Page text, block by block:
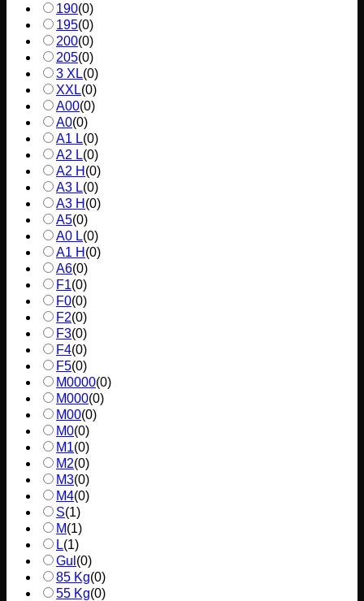
190(0)
195(0)
200(0)
205(0)
3 XL(0)
XXL(0)
A00(0)
A0(0)
A1 L(0)
A2 L(0)
A2 H (0)
A3 L(0)
A3 H (0)
A5(0)
A0 L(0)
A1 H (0)
A6(0)
F1(0)
F0(0)
F2(0)
F3(0)
F4(0)
F5(0)
M0000(0)
M000(0)
M00(0)
M0(0)
M1(0)
M2(0)
M3(0)
M4(0)
S(1)
M(1)
L(1)
Gul (0)
85 Kg(0)
55 Kg(0)